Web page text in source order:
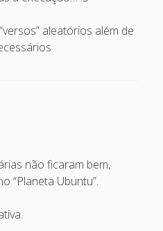
aleatórios além de
não ficaram bem,
“Planeta Ubuntu”.